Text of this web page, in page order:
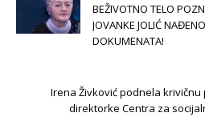
BEŽIVOTNO TELO
JOVANKE JOLIĆ
DOKUMENATA!
Irena Živković podnela
direktorke Centra za